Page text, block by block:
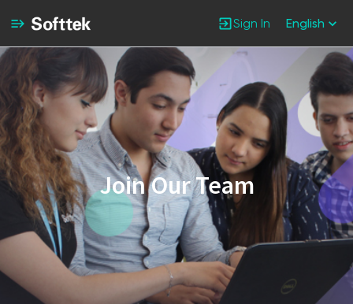
Sign In English
Single
Position
Join Our Team